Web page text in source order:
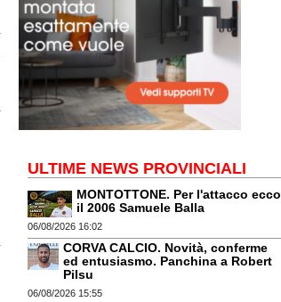
ULTIME NEWS PROVINCIALI
MONTOTTONE. Per l'attacco ecco
il 2006 Samuele Balla
06/08/2026 16:02
CORVA CALCIO. Novità, conferme
ed entusiasmo. Panchina a Robert
Pilsu
06/08/2026 15:55